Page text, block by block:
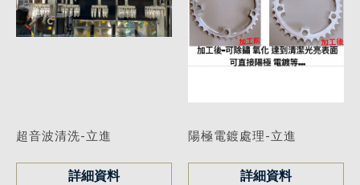
超音波清洗-立進
詳細資料
陽極電鍍處理-立進
詳細資料